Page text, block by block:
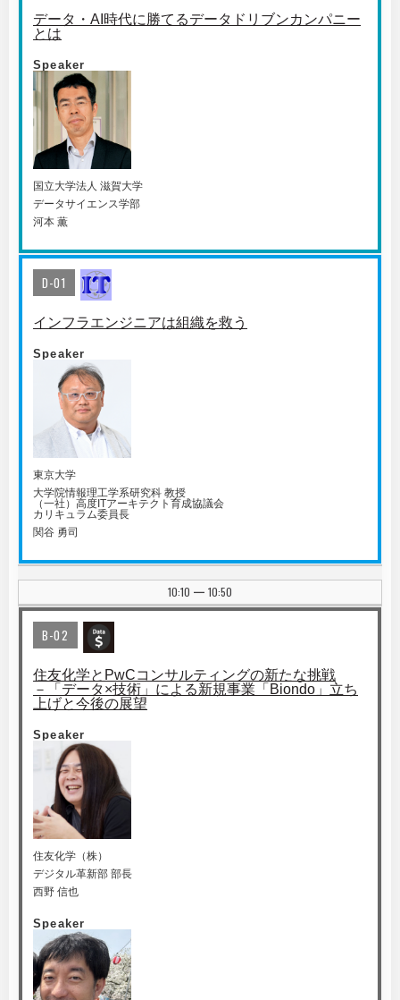
データ・AI時代に勝てるデータドリブンカンパニー
とは
Speaker
国⽴⼤学法⼈ 滋賀⼤学
データサイエンス学部
河本 薫
D-01
インフラエンジニアは組織を救う
Speaker
東京大学
大学院情報理工学系研究科 教授
（一社）高度ITアーキテクト育成協議会
カリキュラム委員長
関谷 勇司
10:10 | 10:50
B-02
住友化学とPwCコンサルティングの新たな挑戦
－「データ×技術」による新規事業「Biondo」立ち
上げと今後の展望
Speaker
住友化学（株）
デジタル革新部 部長
西野 信也
Speaker